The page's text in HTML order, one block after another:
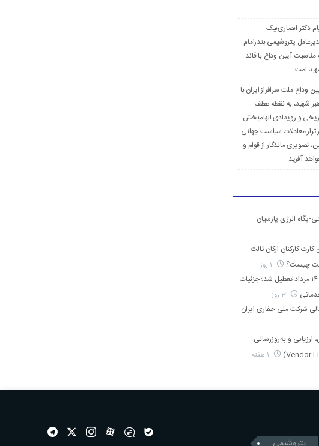
دکتر انصاری‌نیک
پتروشیمی بندرامام
مناسبت آیین وداع با قائد
امت
وداع ملت سرافراز ایران با
شهید، به نقطه عطف
و رویدادی الهام‌بخش
تراز معادلات سیاست جهانی
تصویری ماندگار از قوام و
آفرید
انرژی پارسیان
کارکنان ارکان ثالث
چیست؟
ادارات بوشهر چهارشنبه ۱۴ مرداد تعطیل شد؛ جزئیات
شرکت ملی حفاری ایران
و به‌روزرسانی